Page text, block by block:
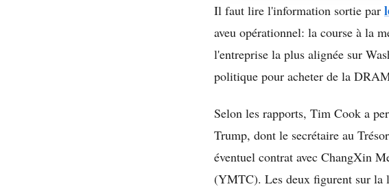
Il faut lire l'information sortie par
aveu opérationnel: la course à la
l'entreprise la plus alignée sur
politique pour acheter de la
Selon les rapports, Tim Cook a
Trump, dont le secrétaire au
éventuel contrat avec ChangXin
(YMTC). Les deux figurent sur la